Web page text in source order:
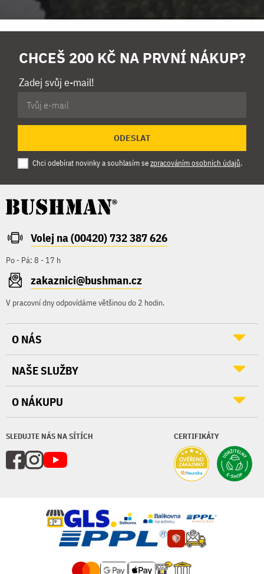
CHCEŠ 200 KČ NA PRVNÍ NÁKUP?
Zadej svůj e-mail!
ODESLAT
Chci odebírat novinky a souhlasím sezpracováním osobních údajů.
Volej na (00420) 732 387 626
Po - Pá: 8 - 17 h
zakaznici@bushman.cz
V pracovní dny odpovídáme většinou do 2 hodin.
SLEDUJTE NÁS NA SÍTÍCH CERTIFIKÁTY
O NÁS
NAŠE SLUŽBY
O NÁKUPU